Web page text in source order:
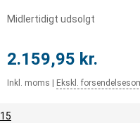
Midlertidigt udsolgt
2.159,95 kr.
Inkl. moms Ekskl.
15